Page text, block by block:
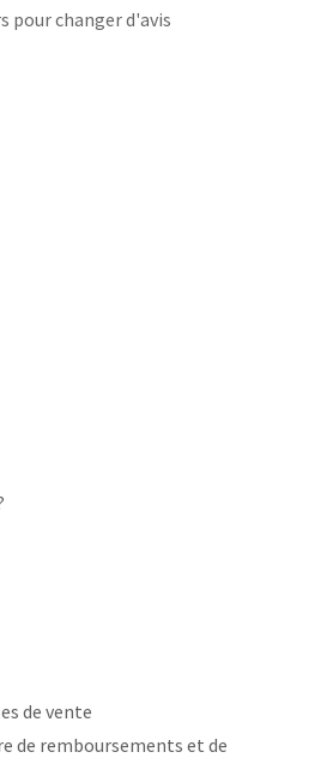
pour changer d'avis
de vente
de remboursements et de